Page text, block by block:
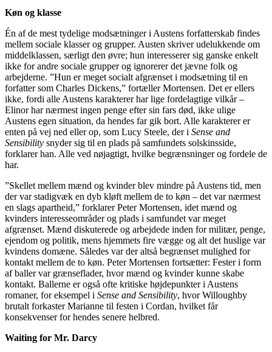
Køn og klasse
Én af de mest tydelige modsætninger i Austens forfatterskab findes
mellem sociale klasser og grupper. Austen skriver udelukkende om
middelklassen, særligt den øvre; hun interesserer sig ganske enkelt
ikke for andre sociale grupper og ignorerer det jævne folk og
arbejderne. ”Hun er meget socialt afgrænset i modsætning til en
forfatter som Charles Dickens,” fortæller Mortensen. Det er ellers
ikke, fordi alle Austens karakterer har lige fordelagtige vilkår –
Elinor har nærmest ingen penge efter sin fars død, ikke ulige
Austens egen situation, da hendes far gik bort. Alle karakterer er
enten på vej ned eller op, som Lucy Steele, der i Sense and
Sensibility snyder sig til en plads på samfundets solskinsside,
forklarer han. Alle ved nøjagtigt, hvilke begrænsninger og fordele de
har.
”Skellet mellem mænd og kvinder blev mindre på Austens tid, men
der var stadigvæk en dyb kløft mellem de to køn – det var nærmest
en slags apartheid,” forklarer Peter Mortensen, idet mænd og
kvinders interesseområder og plads i samfundet var meget
afgrænset. Mænd diskuterede og arbejdede inden for militær, penge,
ejendom og politik, mens hjemmets fire vægge og alt det huslige var
kvindens domæne. Således var der altså begrænset mulighed for
kontakt mellem de to køn. Peter Mortensen fortsætter: Fester i form
af baller var grænseflader, hvor mænd og kvinder kunne skabe
kontakt. Ballerne er også ofte kritiske højdepunkter i Austens
romaner, for eksempel i Sense and Sensibility, hvor Willoughby
brutalt forkaster Marianne til festen i Cordan, hvilket får
konsekvenser for hendes senere helbred.
Waiting for Mr. Darcy